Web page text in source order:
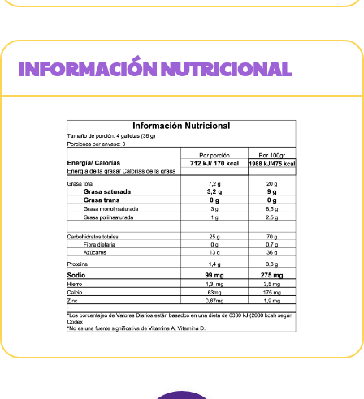
INFORMACIÓN NUTRICIONAL